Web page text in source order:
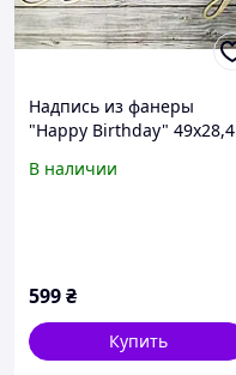
Надпись из фанеры
"Happy Birthday" 49х28,4
В наличии
599₴
Купить